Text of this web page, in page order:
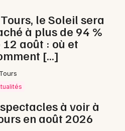
Loire
le Soleil sera
à plus de 94 %
12 août : où et
[…]
Tours
à voir à
en août 2026